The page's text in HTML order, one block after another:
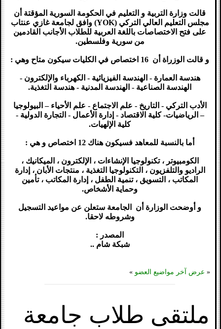
قالت وزارة التربية و التعليم في الحكومة السورية المؤقتة أن
مجلس التعليم العالي التركي (YOK) وافق لجامعة غازي عنتاب
على فتح الاختصاصات باللغة العربية للطلاب الأجانب القادمين
من سورية وفلسطين.
و قالت الوزراة أن 16 اختصاص في الكليات سيكون متاح وهي :
هندسة العمارة - الهندسة الفيزيائية - الكهرباء والإلكترون -
الهندسة الصناعية - الهندسة المدنية - هندسة التغذية.
الأدب التركي - التاريخ - علم الاجتماع - علم الأحياء – البيولوجيا
– الرياضيات- كلية الاقتصاد - إدارة الأعمال - التجارة الدولية -
كلية الإلهيات.
أما بالنسبة للمعاهد فسيكون هناك 12 اختصاص و هي :
الكومبيوتر ، تكنولوجيا الإنشاءات ، الإلكترون ، الميكانيك ،
الراديو والتلفزيون ، التكنولوجيا التغذية ، منتجات الأبان ، إدارة
المكاتب ، التسويق ، تنمية الطفل ، إدارة المكاتب ، تأمين
وحماية الأشخاص.
و أوضحت الوزارة أن الجامعة ستعلن عن مواعيد التسجيل
وشروطه لاحقا.
المصدر :
شبكة شام ..
« عرض آخر مواضيع العضو »
ملتقى طلاب جامعة